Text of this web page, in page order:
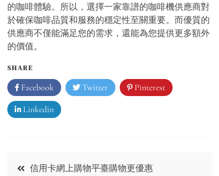
的咖啡體驗。所以，選擇一家靠譜的咖啡機供應商對
於確保咖啡品質和服務的穩定性至關重要。而優質的
供應商不僅能滿足您的需求，還能為您提供更多額外
的價值。
SHARE
Facebook Twitter Pinterest
Linkedin
Post 信用卡網上購物平臺購物更優惠